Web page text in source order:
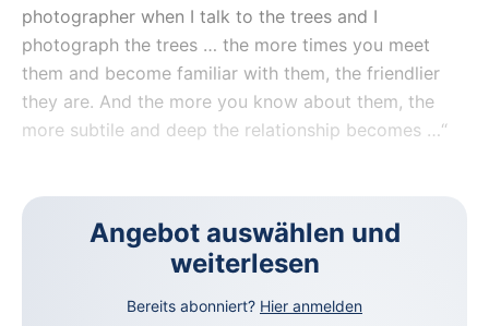
photographer when I talk to the trees and I
photograph the trees … the more times you meet
them and become familiar with them, the friendlier
they are. And the more you know about them, the
more subtile and deep the relationship becomes …“
Angebot auswählen und
weiterlesen
Bereits abonniert? Hier anmelden